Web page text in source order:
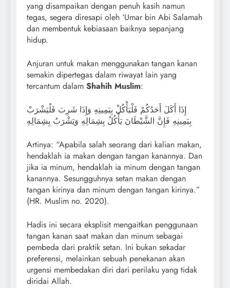
yang disampaikan dengan penuh kasih namun
tegas, segera diresapi oleh ‘Umar bin Abi Salamah
dan membentuk kebiasaan baiknya sepanjang
hidup.
Anjuran untuk makan menggunakan tangan kanan
semakin dipertegas dalam riwayat lain yang
tercantum dalam Shahih Muslim:
إِذَا أَكَلَ أَحَدُكُمْ فَلْيَأْكُلْ بِيَمِينِهِ وَإِذَا شَرِبَ فَلْيَشْرَبْ
بِيَمِينِهِ فَإِنَّ الشَّيْطَانَ يَأْكُلُ بِشِمَالِهِ وَيَشْرَبُ بِشِمَالِهِ
Artinya: “Apabila salah seorang dari kalian makan,
hendaklah ia makan dengan tangan kanannya. Dan
jika ia minum, hendaklah ia minum dengan tangan
kanannya. Sesungguhnya setan makan dengan
tangan kirinya dan minum dengan tangan kirinya.”
(HR. Muslim no. 2020).
Hadis ini secara eksplisit mengaitkan penggunaan
tangan kanan saat makan dan minum sebagai
pembeda dari praktik setan. Ini bukan sekadar
preferensi, melainkan sebuah penekanan akan
urgensi membedakan diri dari perilaku yang tidak
diridai Allah.